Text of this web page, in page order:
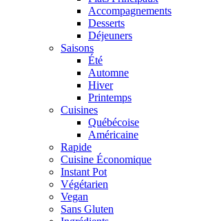
Accompagnements
Desserts
Déjeuners
Saisons
Été
Automne
Hiver
Printemps
Cuisines
Québécoise
Américaine
Rapide
Cuisine Économique
Instant Pot
Végétarien
Vegan
Sans Gluten